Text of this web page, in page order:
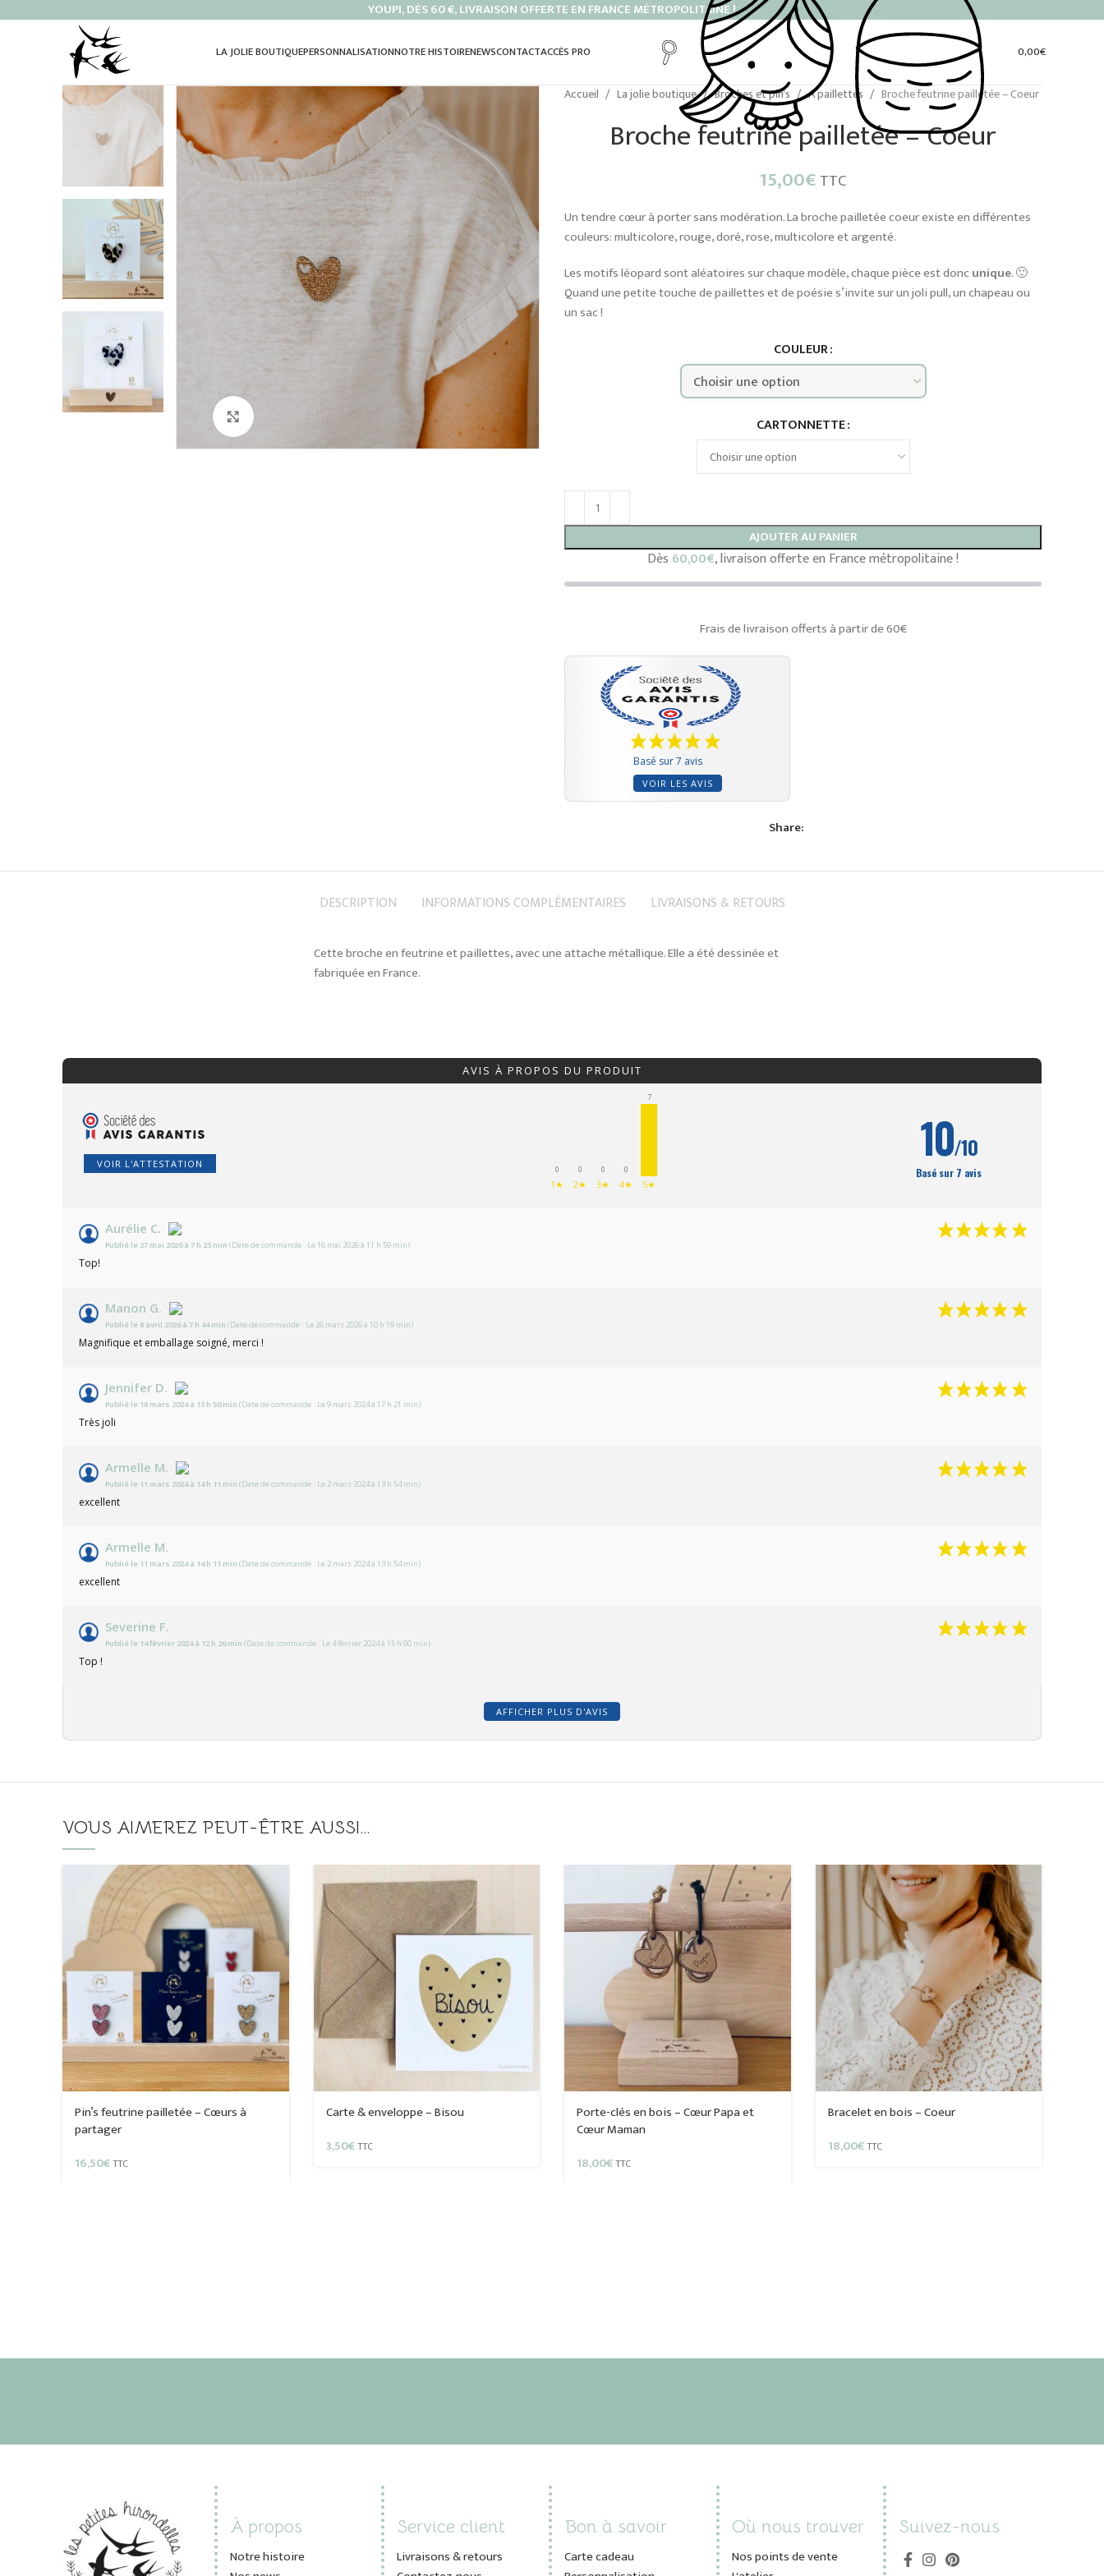
YOUPI, DÈS 60 €, LIVRAISON OFFERTE EN FRANCE MÉTROPOLITAINE !
LA JOLIE BOUTIQUEPERSONNALISATIONNOTRE HISTOIRENEWSCONTACTACCÈS PRO 0,00€
Cliquez pour agrandir
Accueil La jolie boutique Broches et pin's A paillettes Broche feutrine pailletée – Coeur
Broche feutrine pailletée – Coeur
15,00€TTC
Un tendre cœur à porter sans modération. La broche pailletée coeur existe en différentes
couleurs: multicolore, rouge, doré, rose, multicolore et argenté.
Les motifs léopard sont aléatoires sur chaque modèle, chaque pièce est doncunique. 🙂
Quand une petite touche de paillettes et de poésie s’invite sur un joli pull, un chapeau ou
un sac !
COULEUR
CARTONNETTE
AJOUTER AU PANIER
Dès 60,00€, livraison offerte en France métropolitaine !
Frais de livraison offerts à partir de 60€
Basé sur 7 avis
VOIR LES AVIS
Share:
DESCRIPTION INFORMATIONS COMPLÉMENTAIRES LIVRAISONS & RETOURS
Cette broche en feutrine et paillettes, avec une attache métallique. Elle a été dessinée et
fabriquée en France.
AVIS À PROPOS DU PRODUIT
VOIR L'ATTESTATION 0
1★
0
2★
0
3★
0
4★
7
5★
10/10
Basé sur 7 avis
Aurélie C.
Publié le 27 mai 2026 à 7 h 23 min (Date de commande : Le 16 mai 2026 à 11 h 59 min)
Top!
Manon G.
Publié le 8 avril 2026 à 7 h 44 min (Date de commande : Le 26 mars 2026 à 10 h 19 min)
Magnifique et emballage soigné, merci !
Jennifer D.
Publié le 18 mars 2024 à 13 h 50 min (Date de commande : Le 9 mars 2024 à 17 h 21 min)
Très joli
Armelle M.
Publié le 11 mars 2024 à 14 h 11 min (Date de commande : Le 2 mars 2024 à 13 h 54 min)
excellent
Armelle M.
Publié le 11 mars 2024 à 14 h 11 min (Date de commande : Le 2 mars 2024 à 13 h 54 min)
excellent
Severine F.
Publié le 14 février 2024 à 12 h 26 min (Date de commande : Le 4 février 2024 à 15 h 00 min)
Top !
AFFICHER PLUS D'AVIS
VOUS AIMEREZ PEUT-ÊTRE AUSSI…
Pin’s feutrine pailletée – Cœurs à
partager
16,50€TTC
Carte & enveloppe – Bisou
3,50€TTC
Porte-clés en bois – Cœur Papa et
Cœur Maman
18,00€TTC
Bracelet en bois – Coeur
18,00€TTC
À propos
Notre histoire
Service client
Livraisons & retours
Bon à savoir
Carte cadeau
Où nous trouver
Nos points de vente
Suivez-nous